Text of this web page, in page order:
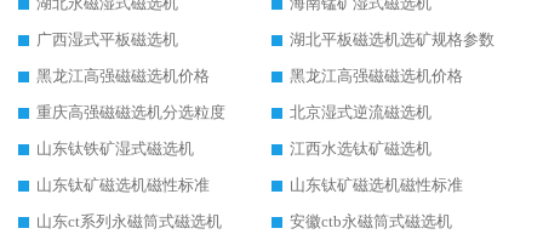
广西湿式平板磁选机
湖北平板磁选机选矿规格参数
黑龙江高强磁磁选机价格
黑龙江高强磁磁选机价格
重庆高强磁磁选机分选粒度
北京湿式逆流磁选机
山东钛铁矿湿式磁选机
江西水选钛矿磁选机
山东钛矿磁选机磁性标准
山东钛矿磁选机磁性标准
山东ct系列永磁筒式磁选机
安徽ctb永磁筒式磁选机